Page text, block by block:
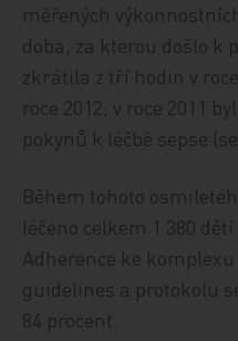
měřených
doba, za kterou došlo k
zkrátila z tří hodin v
roce 2012; v roce 2011
pokynů k léčbě sepse
Během tohoto
léčeno celkem 1 380
Adherence ke
guidelines a protokolu
84 procent.